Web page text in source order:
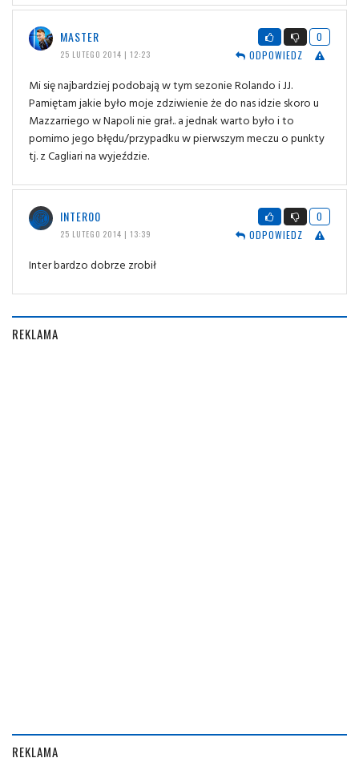
MASTER
25 LUTEGO 2014 | 12:23
0
ODPOWIEDZ
Mi się najbardziej podobają w tym sezonie Rolando i JJ.
Pamiętam jakie było moje zdziwienie że do nas idzie skoro u
Mazzarriego w Napoli nie grał.. a jednak warto było i to
pomimo jego błędu/przypadku w pierwszym meczu o punkty
tj. z Cagliari na wyjeździe.
INTER00
25 LUTEGO 2014 | 13:39
0
ODPOWIEDZ
Inter bardzo dobrze zrobił
REKLAMA
REKLAMA